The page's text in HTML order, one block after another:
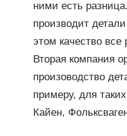
ними есть
производит
этом качество все
Вторая компания
произоводство
примеру, для
Кайен,